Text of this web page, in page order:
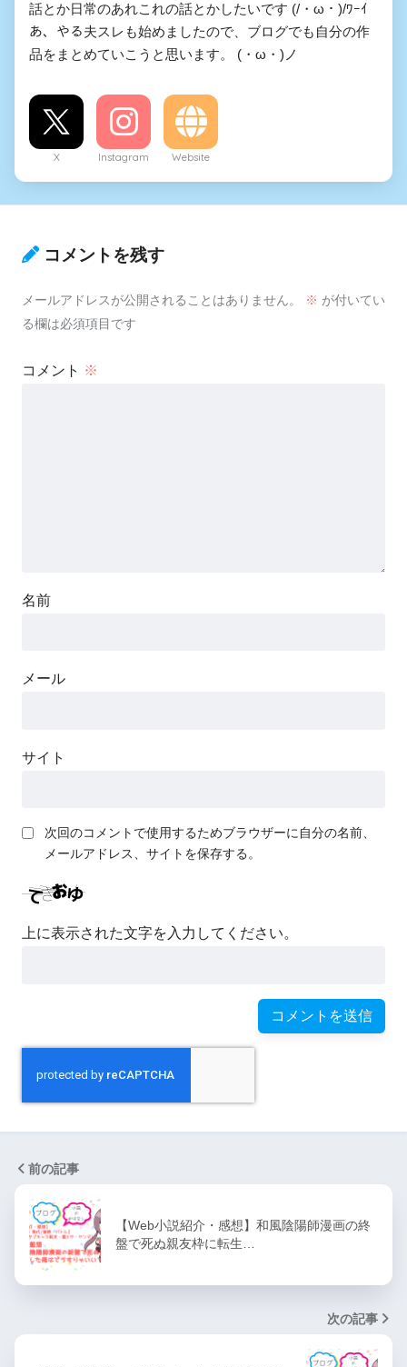
話とか日常のあれこれの話とかしたいです (/・ω・)/ﾜｰｲ
あ、やる夫スレも始めましたので、ブログでも自分の作
品をまとめていこうと思います。 (・ω・)ノ
X Instagram Website
コメントを残す
メールアドレスが公開されることはありません。 ※ が付いてい
る欄は必須項目です
コメント ※
名前
メール
サイト
次回のコメントで使用するためブラウザーに自分の名前、
メールアドレス、サイトを保存する。
上に表示された文字を入力してください。
前の記事
【Web小説紹介・感想】和風陰陽師漫画の終
盤で死ぬ親友枠に転生…
次の記事